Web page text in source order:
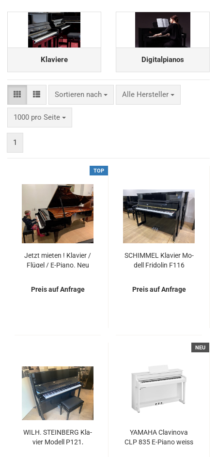
Klaviere Digitalpianos
Sortieren nach
Sortieren nach Alle Hersteller
1000 pro Seite
pro Seite
1
TOP
Jetzt mie­ten ! Kla­vier /
Flü­gel / E-​Piano. Neu
Preis auf Anfrage
SCHIM­MEL Kla­vier Mo­
dell Fri­do­lin F116
Preis auf Anfrage
WILH. STEIN­BERG Kla­
vier Mo­dell P121,
NEU
YA­MA­HA Cla­vi­no­va
CLP 835 E-​Piano weiss